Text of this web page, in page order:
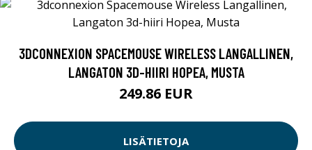
3DCONNEXION SPACEMOUSE WIRELESS LANGALLINEN,
LANGATON 3D-HIIRI HOPEA, MUSTA
249.86 EUR
LISÄTIETOJA